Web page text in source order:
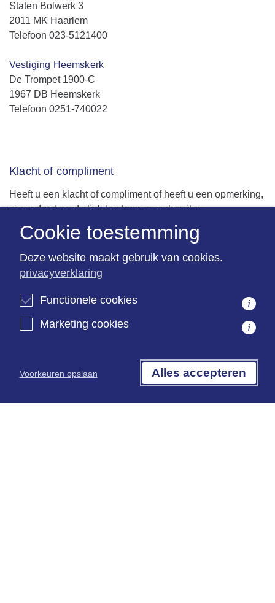
Staten Bolwerk 3
2011 MK Haarlem
Telefoon 023-5121400
Vestiging Heemskerk
De Trompet 1900-C
1967 DB Heemskerk
Telefoon 0251-740022
Klacht of compliment
Heeft u een klacht of compliment of heeft u een opmerking,
via onderstaande link kunt u ons snel mailen.
U ontvangt dan per omgaande maar altijd binnen 1
werkdag bericht.
Deel het met ons
Opleidingstraject
Cookie toestemming
Deze website maakt gebruik van cookies.
privacyverklaring
Functionele cookies
i
Marketing cookies
i
Voorkeuren opslaan Alles accepteren